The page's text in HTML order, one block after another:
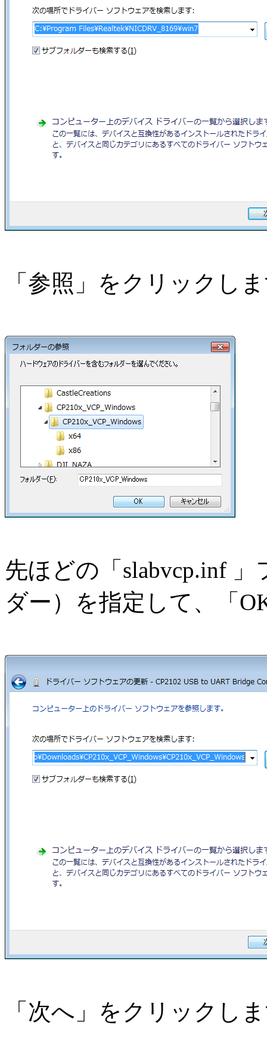
「参照」をクリックし
先ほどの「slabvcp.inf
ダー）を指定して、「
「次へ」をクリックし